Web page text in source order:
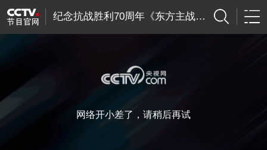
纪念抗战胜利70周年《东方主战场》影像馆
网络开小差了，请稍后再试